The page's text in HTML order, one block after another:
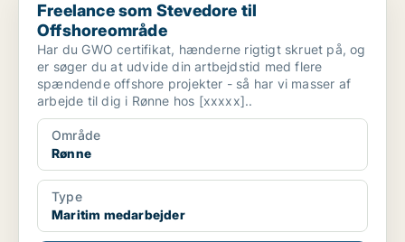
Freelance som Stevedore til
Offshoreområde
Har du GWO certifikat, hænderne rigtigt skruet på, og
er søger du at udvide din artbejdstid med flere
spændende offshore projekter - så har vi masser af
arbejde til dig i Rønne hos [xxxxx]..
Område
Rønne
Type
Maritim medarbejder